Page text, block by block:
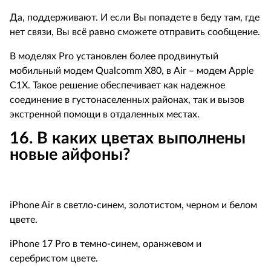
Да, поддерживают. И если Вы попадете в беду там, где
нет связи, Вы всё равно сможете отправить сообщение.
В моделях Pro установлен более продвинутый
мобильный модем Qualcomm X80, в Air – модем Apple
C1X. Такое решение обеспечивает как надежное
соединение в густонаселенных районах, так и вызов
экстренной помощи в отдаленных местах.
16. В каких цветах выполнены
новые айфоны?
iPhoneAir в светло-синем, золотистом, черном и белом
цвете.
iPhone 17 Pro в темно-синем, оранжевом и
серебристом цвете.